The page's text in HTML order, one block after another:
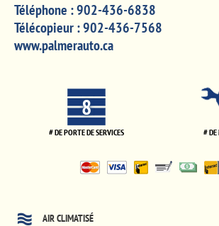
Téléphone :902-436-6838
Télécopieur :902-436-7568
www.palmerauto.ca
8
# DE PORTE DE SERVICES # DE
AIR CLIMATISÉ